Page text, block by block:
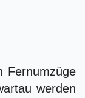
Fernumzüge
werden